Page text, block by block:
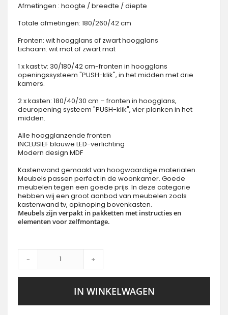
Afmetingen : hoogte / breedte / diepte
Totale afmetingen: 180/260/42 cm
Fronten: wit hoogglans of zwart hoogglans
Lichaam: wit mat of zwart mat
1 x kast tv: 30/180/42 cm-fronten in hoogglans
openingssysteem "PUSH-klik", in het midden met drie
kamers.
2 x kasten: 180/40/30 cm – fronten in hoogglans,
deuropening systeem "PUSH-klik", vier planken in het
midden.
Alle hoogglanzende fronten
INCLUSIEF blauwe LED-verlichting
Modern design MDF
Kastenwand gemaakt van hoogwaardige materialen.
Meubels passen perfect in de woonkamer. Goede
meubelen tegen een goede prijs. In deze categorie
hebben wij een groot aanbod van meubelen zoals
kastenwand tv, opknoping bovenkasten.
Meubels zijn verpakt in pakketten met instructies en
elementen voor zelfmontage.
- +
IN WINKELWAGEN